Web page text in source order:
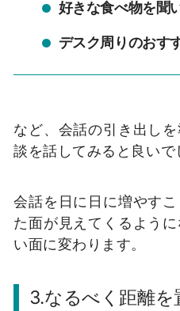
好きな食べ物を聞
デスク周りのおす
など、会話の引き出し
談を話してみると良いで
会話を日に日に増やす
た面が見えてくるよう
い面に変わります。
3.なるべく距離を